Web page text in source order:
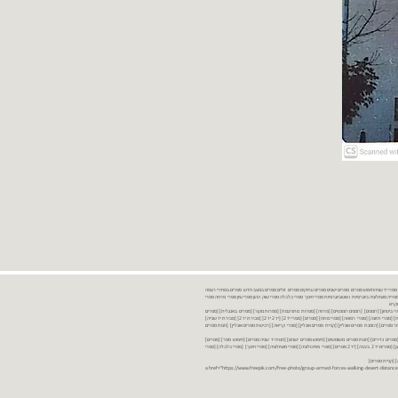
ספרים יד שניה ספרים משומשים ספרים חדשים ספרים יד 2 מכירת ספרים יד שניה ספרי יד שניהחיפוש ספרים ספרים ישנים ספרים עתיקים ספרים זולים ספרים במצב חדש ספרים במחירי רצפה
במבצע ספרים יד 2 ברמת גן ספרים יד 2 ביבנה יד 2 ספרים ספרי פסיכולוגיה ספריה סוציולוגיה ביוגרפיות ו אוטוביוגרפיות ספרי חינוך ספרי כלכלה ספרי שוק ההון ספרי עיון ספרי פרוזה ספרי
ביטחון] [רומנים] [רומנים רומנטיים] [פרוזה] [ספרות מתורגמת] [ספרות מקור] [ספרים באנגלית] [ספרים
חדשים מהחנות] [ספרים מומלצים] [ספרי בישול] [ספרי עידן חדש] [ספרי עסקים] [ספרי מורשת] [מחזות] [ספרי שירה] [ספרי בריאות] [ספרי תזונה] [ספרי רפואה] [ספרי מתח] [ספרים] [ספרי יד 2[ [יד 2 יד 2[ [מכירת יד 2[ [מכירת יד שנייה]
יד 2[ [ספר] [ספרים יד 2[ [הזמנת ספרים] [יד 2 ספרים] [ספרים בזול] [אתר ספרים] [הזמנת ספרים אונליין] [קניית ספרים אונליין] [ספרי קריאה] [רכישת ספרים אונליין] [חנות ספרים
נדירים] [חנות ספרים משומשים] [חיפוש ספרים ישנים] [חנות יד שניה ספרים] [חיפוש ספר] [ספרים]
[חנות ספרים זולים] [ספרים חדשים] [ספרים במחירי רצפה] [ספרים במשלוח חינם] [ספרים במשלוח עד הבית] [ספרים יד 2 ברמת גן] [ספרים יד 2 ביבנה] [יד 2 ספרים] [ספרי פסיכולוגיה] [ספרי סוציולוגיה] [ספרי חינוך] [ספרי כלכלה] [ספרי
[קניית ספרים]
<a href="https://www.freepik.com/free-photo/group-armed-forces-walking-desert-